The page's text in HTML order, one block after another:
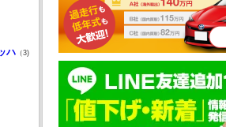
ハ （3)